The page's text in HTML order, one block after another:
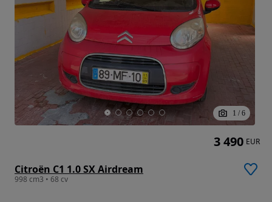
1 / 6
Citroën C1 1.0 SX Airdream
998 cm3 • 68 cv
3 490 EUR